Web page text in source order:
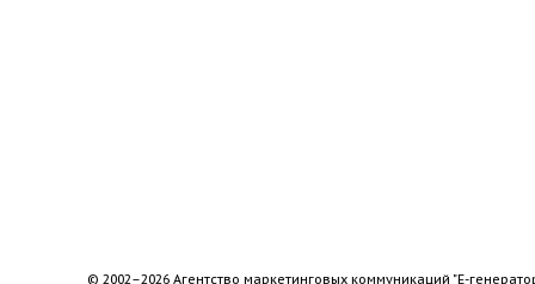
© 2002–2026 Агентство маркетинговых коммуникаций "Е-